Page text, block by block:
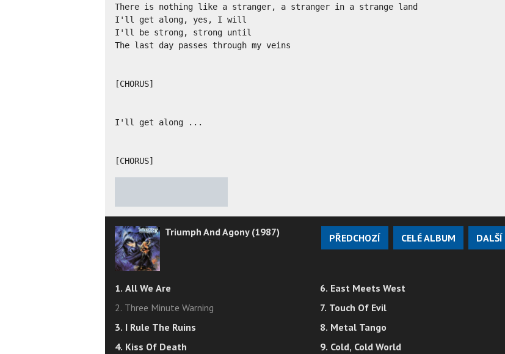
There is nothing like a stranger, a stranger in a strange land
I'll get along, yes, I will
I'll be strong, strong until
The last day passes through my veins
[CHORUS]
I'll get along ...
[CHORUS]
Triumph And Agony (1987) PŘEDCHOZÍ CELÉ ALBUM DALŠÍ
1. All We Are
2. Three Minute Warning
3. I Rule The Ruins
4. Kiss Of Death
6. East Meets West
7. Touch Of Evil
8. Metal Tango
9. Cold, Cold World